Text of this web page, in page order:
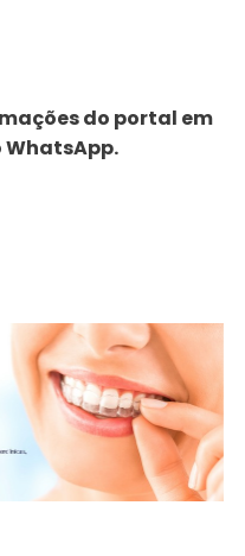
do portal em
WhatsApp.